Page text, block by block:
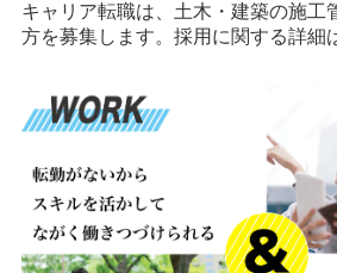
キャリア転職は、土木・建築の施工
方を募集します。採用に関する詳細